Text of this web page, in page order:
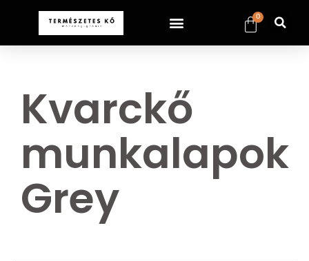
0
Kvarckő
munkalapok
Grey